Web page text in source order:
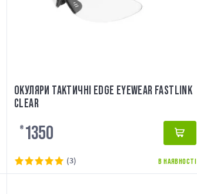
ОКУЛЯРИ ТАКТИЧНІ EDGE EYEWEAR FASTLINK
CLEAR
₴ 1350
В НАЯВНОСТІ
(3)